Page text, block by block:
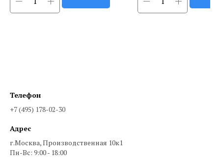
Телефон
+7 (495) 178-02-30
Адрес
г.Москва, Производственная 10к1
Пн-Вс: 9:00 - 18:00